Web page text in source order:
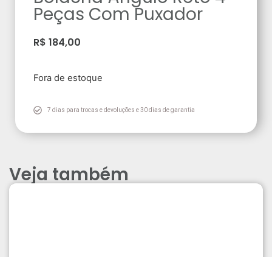
Peças Com Puxador
R$ 184,00
Fora de estoque
7 dias para trocas e devoluções e 30 dias de garantia
Veja também